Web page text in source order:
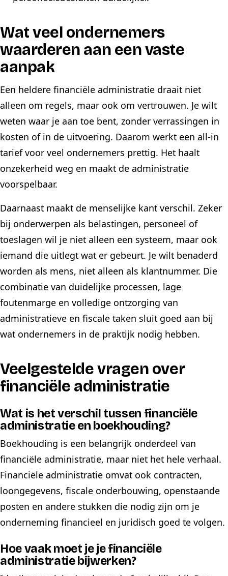
Wat veel ondernemers
waarderen aan een vaste
aanpak
Een heldere financiële administratie draait niet
alleen om regels, maar ook om vertrouwen. Je wilt
weten waar je aan toe bent, zonder verrassingen in
kosten of in de uitvoering. Daarom werkt een all-in
tarief voor veel ondernemers prettig. Het haalt
onzekerheid weg en maakt de administratie
voorspelbaar.
Daarnaast maakt de menselijke kant verschil. Zeker
bij onderwerpen als belastingen, personeel of
toeslagen wil je niet alleen een systeem, maar ook
iemand die uitlegt wat er gebeurt. Je wilt benaderd
worden als mens, niet alleen als klantnummer. Die
combinatie van duidelijke processen, lage
foutenmarge en volledige ontzorging van
administratieve en fiscale taken sluit goed aan bij
wat ondernemers in de praktijk nodig hebben.
Veelgestelde vragen over
financiële administratie
Wat is het verschil tussen financiële
administratie en boekhouding?
Boekhouding is een belangrijk onderdeel van
financiële administratie, maar niet het hele verhaal.
Financiële administratie omvat ook contracten,
loongegevens, fiscale onderbouwing, openstaande
posten en andere stukken die nodig zijn om je
onderneming financieel en juridisch goed te volgen.
Hoe vaak moet je je financiële
administratie bijwerken?